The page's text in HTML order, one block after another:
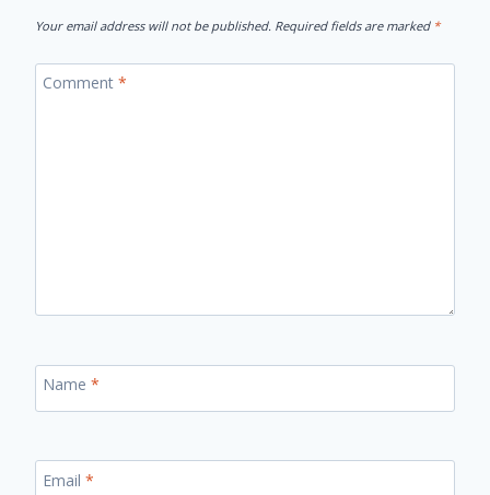
Your email address will not be published. Required fields are marked *
Comment *
Name *
Email *